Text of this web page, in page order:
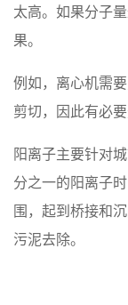
太高。如果分子
果。
例如，离心机需
剪切，因此有必
阳离子主要针对
分之一的阳离子
围，起到桥接和
污泥去除。